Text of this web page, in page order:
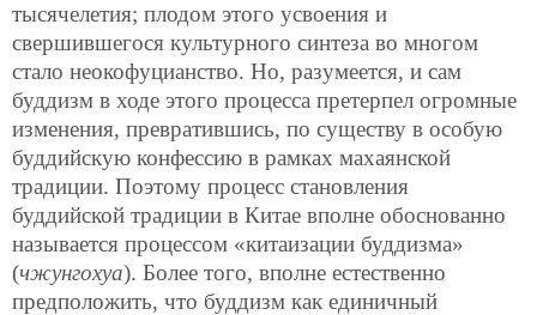
тысячелетия; плодом этого усвоения и
свершившегося культурного синтеза во многом
стало неокофуцианство. Но, разумеется, и сам
буддизм в ходе этого процесса претерпел огромные
изменения, превратившись, по существу в особую
буддийскую конфессию в рамках махаянской
традиции. Поэтому процесс становления
буддийской традиции в Китае вполне обоснованно
называется процессом «китаизации буддизма»
(чжунгохуа). Более того, вполне естественно
предположить, что буддизм как единичный